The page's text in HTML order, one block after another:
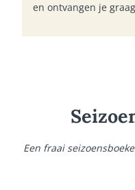
en ontvangen je
Een fraai